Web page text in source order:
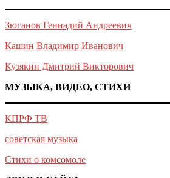
Зюганов Геннадий Андреевич
Кашин Владимир Иванович
Кузякин Дмитрий Викторович
МУЗЫКА, ВИДЕО, СТИХИ
КПРФ ТВ
советская музыка
Стихи о комсомоле